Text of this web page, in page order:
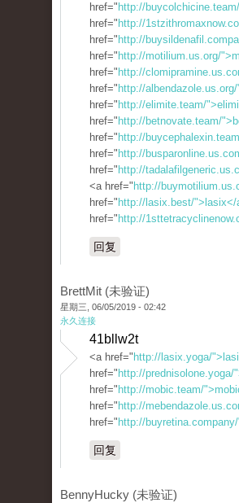
href=" http://
href=" http://
href=" http://
href=" http://motilium.us.org/
href=" http://
href=" http://
href=" http://elimite.team/
href=" http://betnovate.team/
href=" http://
href=" http://
href=" http://
<a href=" http://
href=" http://lasix.best/">lasix</
href=" http://
回复
BrettMit (未验证)
星期三, 06/05/2019 - 02:42
永久连接
41bllw2t
<a href=" http://lasix.yoga/
href=" http://prednisolone.yoga/
href=" http://mobic.team/
href=" http://
href=" http://
回复
BennyHucky (未验证)